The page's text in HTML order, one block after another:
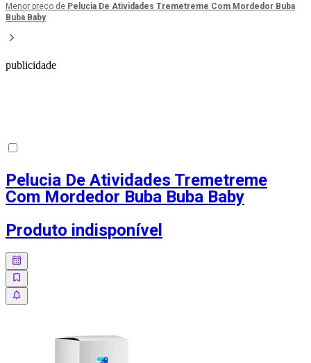
Menor preço de Pelucia De Atividades Tremetreme Com Mordedor Buba
Buba Baby
publicidade
Pelucia De Atividades Tremetreme
Com Mordedor Buba Buba Baby
Produto indisponível